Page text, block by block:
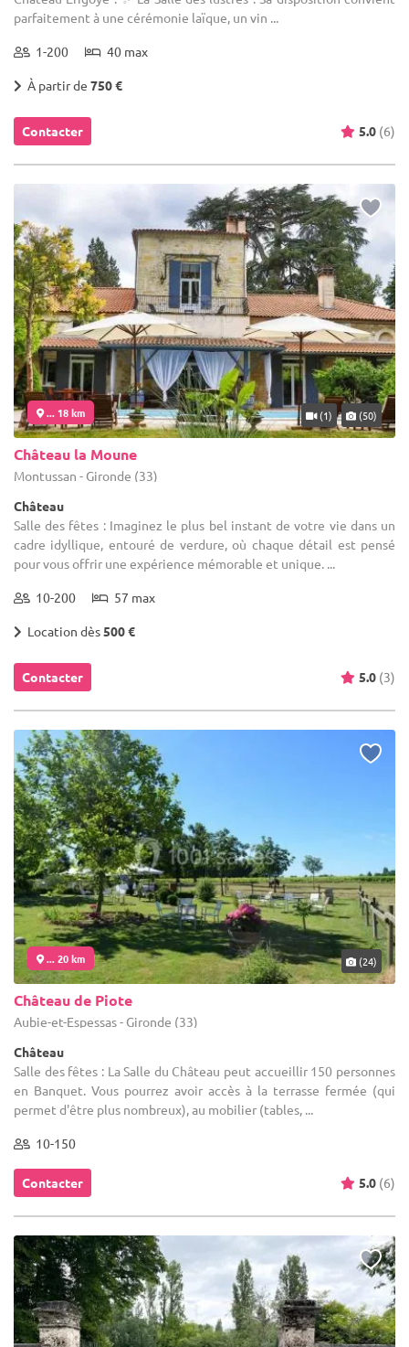
parfaitement à une cérémonie laïque, un vin ...
1-200 40 max
À partir de 750 €
Contacter 5.0 (6)
... 18 km (1) (50)
Château la Moune
Montussan - Gironde (33)
Château
Salle des fêtes : Imaginez le plus bel instant de votre vie dans un
cadre idyllique, entouré de verdure, où chaque détail est pensé
pour vous offrir une expérience mémorable et unique. ...
10-200 57 max
Location dès500 €
Contacter 5.0 (3)
... 20 km (24)
Château de Piote
Aubie-et-Espessas - Gironde (33)
Château
Salle des fêtes : La Salle du Château peut accueillir 150 personnes
en Banquet. Vous pourrez avoir accès à la terrasse fermée (qui
permet d'être plus nombreux), au mobilier (tables, ...
10-150
Contacter 5.0 (6)